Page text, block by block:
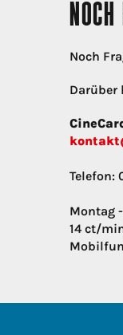
Noch
Darüber
Telefon:
Montag
14 ct/